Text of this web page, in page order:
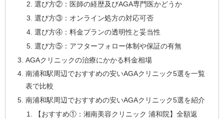
選び方②：医師の経歴及びAGA専門医かどうか
選び方③：オンライン処方の対応可否
選び方④：料金プランの透明性と妥当性
選び方⑤：アフターフォロー体制や保証の有無
AGAクリニックの治療にかかる料金相場
南浦和駅周辺でおすすめの安いAGAクリニック5選を一覧
表で比較
南浦和駅周辺でおすすめの安いAGAクリニック5選を紹介
【おすすめ①：湘南美容クリニック 浦和院】全額返